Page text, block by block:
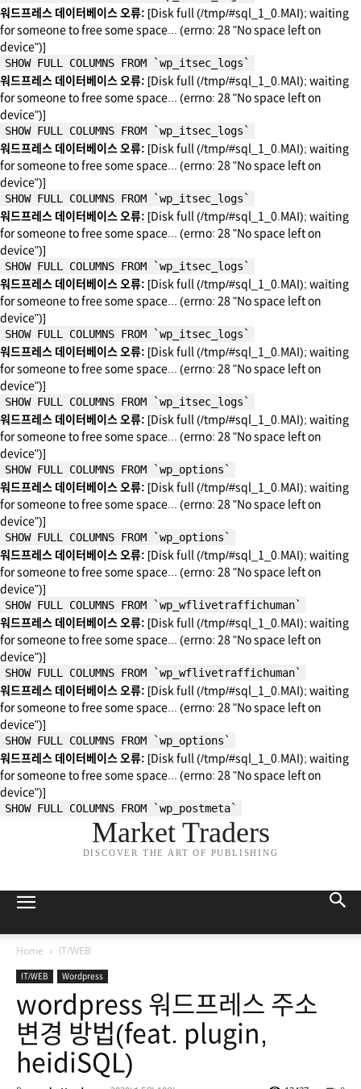
워드프레스 데이터베이스 오류: [Disk full (/tmp/#sql_1_0.MAI); waiting
for someone to free some space... (errno: 28 "No space left on
device")]
SHOW FULL COLUMNS FROM `wp_itsec_logs`
워드프레스 데이터베이스 오류: [Disk full (/tmp/#sql_1_0.MAI); waiting
for someone to free some space... (errno: 28 "No space left on
device")]
SHOW FULL COLUMNS FROM `wp_itsec_logs`
워드프레스 데이터베이스 오류: [Disk full (/tmp/#sql_1_0.MAI); waiting
for someone to free some space... (errno: 28 "No space left on
device")]
SHOW FULL COLUMNS FROM `wp_itsec_logs`
워드프레스 데이터베이스 오류: [Disk full (/tmp/#sql_1_0.MAI); waiting
for someone to free some space... (errno: 28 "No space left on
device")]
SHOW FULL COLUMNS FROM `wp_itsec_logs`
워드프레스 데이터베이스 오류: [Disk full (/tmp/#sql_1_0.MAI); waiting
for someone to free some space... (errno: 28 "No space left on
device")]
SHOW FULL COLUMNS FROM `wp_itsec_logs`
워드프레스 데이터베이스 오류: [Disk full (/tmp/#sql_1_0.MAI); waiting
for someone to free some space... (errno: 28 "No space left on
device")]
SHOW FULL COLUMNS FROM `wp_itsec_logs`
워드프레스 데이터베이스 오류: [Disk full (/tmp/#sql_1_0.MAI); waiting
for someone to free some space... (errno: 28 "No space left on
device")]
SHOW FULL COLUMNS FROM `wp_options`
워드프레스 데이터베이스 오류: [Disk full (/tmp/#sql_1_0.MAI); waiting
for someone to free some space... (errno: 28 "No space left on
device")]
SHOW FULL COLUMNS FROM `wp_options`
워드프레스 데이터베이스 오류: [Disk full (/tmp/#sql_1_0.MAI); waiting
for someone to free some space... (errno: 28 "No space left on
device")]
SHOW FULL COLUMNS FROM `wp_wflivetraffichuman`
워드프레스 데이터베이스 오류: [Disk full (/tmp/#sql_1_0.MAI); waiting
for someone to free some space... (errno: 28 "No space left on
device")]
SHOW FULL COLUMNS FROM `wp_wflivetraffichuman`
워드프레스 데이터베이스 오류: [Disk full (/tmp/#sql_1_0.MAI); waiting
for someone to free some space... (errno: 28 "No space left on
device")]
SHOW FULL COLUMNS FROM `wp_options`
워드프레스 데이터베이스 오류: [Disk full (/tmp/#sql_1_0.MAI); waiting
for someone to free some space... (errno: 28 "No space left on
device")]
SHOW FULL COLUMNS FROM `wp_postmeta`
Market Traders
DISCOVER THE ART OF PUBLISHING
Home IT/WEB
IT/WEB Wordpress
wordpress 워드프레스 주소
변경 방법(feat. plugin,
heidiSQL)